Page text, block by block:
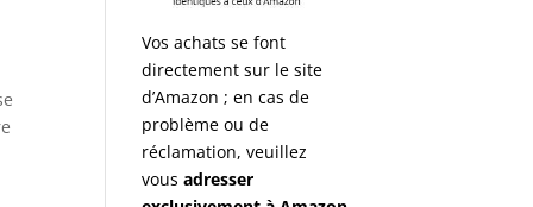
Vos achats se font
directement sur le site
d’Amazon ; en cas de
problème ou de
réclamation, veuillez
vousadresser